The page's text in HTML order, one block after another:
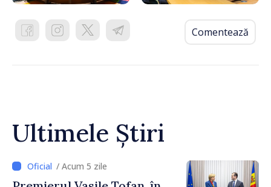
Comentează
Ultimele Știri
/ Acum 5 zile